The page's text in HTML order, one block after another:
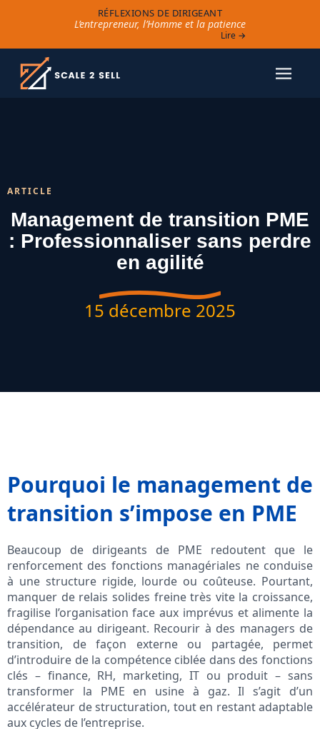
RÉFLEXIONS DE DIRIGEANT
L’entrepreneur, l’Homme et la patience
Lire →
ARTICLE
Management de transition PME
: Professionnaliser sans perdre
en agilité
15 décembre 2025
Pourquoi le management de
transition s’impose en PME
Beaucoup de dirigeants de PME redoutent que le
renforcement des fonctions managériales ne conduise
à une structure rigide, lourde ou coûteuse. Pourtant,
manquer de relais solides freine très vite la croissance,
fragilise l’organisation face aux imprévus et alimente la
dépendance au dirigeant. Recourir à des managers de
transition, de façon externe ou partagée, permet
d’introduire de la compétence ciblée dans des fonctions
clés – finance, RH, marketing, IT ou produit – sans
transformer la PME en usine à gaz. Il s’agit d’un
accélérateur de structuration, tout en restant adaptable
aux cycles de l’entreprise.